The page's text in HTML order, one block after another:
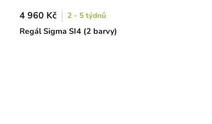
Regál Sigma SI4 (2 barvy)
4 960 Kč 2 - 5 týdnů